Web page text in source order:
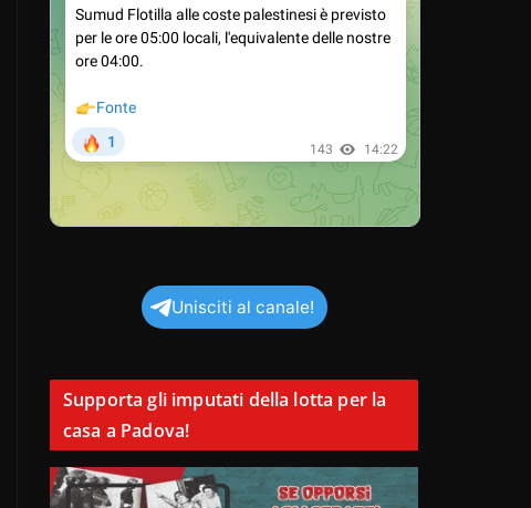
Unisciti al canale!
Supporta gli imputati della lotta per la
casa a Padova!